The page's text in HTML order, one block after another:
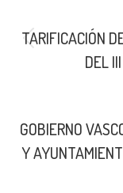
ENTRE
TARIFICACIÓN
DEL
GOBIERNO
Y